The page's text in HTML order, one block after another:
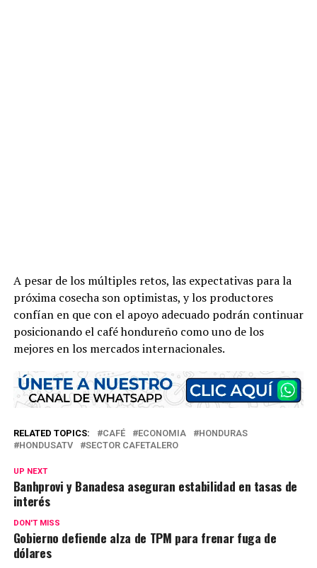
A pesar de los múltiples retos, las expectativas para la
próxima cosecha son optimistas, y los productores
confían en que con el apoyo adecuado podrán continuar
posicionando el café hondureño como uno de los
mejores en los mercados internacionales.
RELATED TOPICS: CAFÉ ECONOMIA
HONDURAS
HONDUSATV
SECTOR CAFETALERO
UP NEXT
Banhprovi y Banadesa aseguran estabilidad en tasas de
interés
DON'T MISS
Gobierno defiende alza de TPM para frenar fuga de
dólares